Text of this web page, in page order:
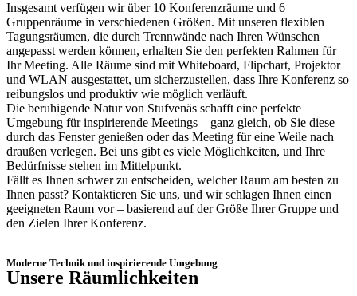
Insgesamt verfügen wir über 10 Konferenzräume und 6
Gruppenräume in verschiedenen Größen. Mit unseren flexiblen
Tagungsräumen, die durch Trennwände nach Ihren Wünschen
angepasst werden können, erhalten Sie den perfekten Rahmen für
Ihr Meeting. Alle Räume sind mit Whiteboard, Flipchart, Projektor
und WLAN ausgestattet, um sicherzustellen, dass Ihre Konferenz so
reibungslos und produktiv wie möglich verläuft.
Die beruhigende Natur von Stufvenäs schafft eine perfekte
Umgebung für inspirierende Meetings – ganz gleich, ob Sie diese
durch das Fenster genießen oder das Meeting für eine Weile nach
draußen verlegen. Bei uns gibt es viele Möglichkeiten, und Ihre
Bedürfnisse stehen im Mittelpunkt.
Fällt es Ihnen schwer zu entscheiden, welcher Raum am besten zu
Ihnen passt? Kontaktieren Sie uns, und wir schlagen Ihnen einen
geeigneten Raum vor – basierend auf der Größe Ihrer Gruppe und
den Zielen Ihrer Konferenz.
Moderne Technik und inspirierende Umgebung
Unsere Räumlichkeiten